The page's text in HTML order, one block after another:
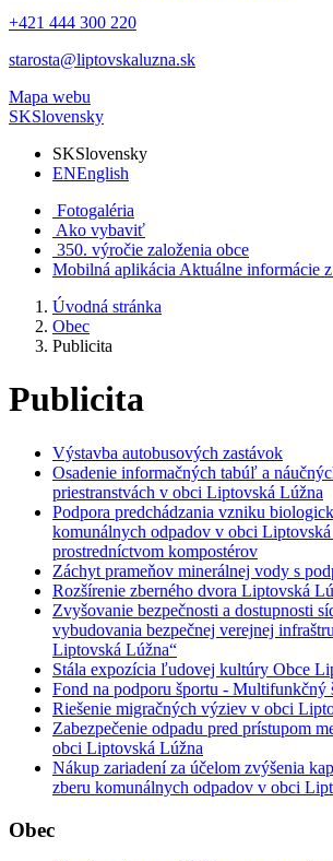
+421 444 300 220
starosta@liptovskaluzna.sk
Mapa webu
SKSlovensky
SKSlovensky
ENEnglish
Fotogaléria
Ako vybaviť
350. výročie založenia obce
Mobilná aplikácia Aktuálne informácie
Úvodná stránka
Obec
Publicita
Publicita
Výstavba autobusových zastávok
Osadenie informačných tabúľ a
priestranstvách v obci Liptovská Lúžna
Podpora predchádzania vzniku
komunálnych odpadov v obci
prostredníctvom kompostérov
Záchyt prameňov minerálnej vody s
Rozšírenie zberného dvora Liptovská
Zvyšovanie bezpečnosti a dostupnosti
vybudovania bezpečnej verejnej
Liptovská Lúžna“
Stála expozícia ľudovej kultúry Obce
Fond na podporu športu - Multifunkčný
Riešenie migračných výziev v obci
Zabezpečenie odpadu pred prístupom
obci Liptovská Lúžna
Nákup zariadení za účelom zvýšenia
zberu komunálnych odpadov v obci
Obec